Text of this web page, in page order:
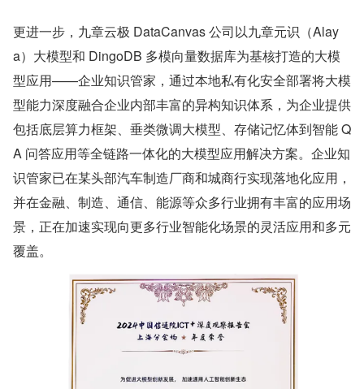
更进一步，九章云极 DataCanvas 公司以九章元识（Alay
a）大模型和 DingoDB 多模向量数据库为基核打造的大模
型应用——企业知识管家，通过本地私有化安全部署将大模
型能力深度融合企业内部丰富的异构知识体系，为企业提供
包括底层算力框架、垂类微调大模型、存储记忆体到智能 Q
A 问答应用等全链路一体化的大模型应用解决方案。企业知
识管家已在某头部汽车制造厂商和城商行实现落地化应用，
并在金融、制造、通信、能源等众多行业拥有丰富的应用场
景，正在加速实现向更多行业智能化场景的灵活应用和多元
覆盖。